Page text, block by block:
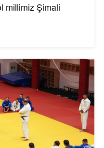
millimiz Şimali